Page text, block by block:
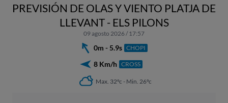
PREVISIÓN DE OLAS Y VIENTO PLATJA DE
LLEVANT - ELS PILONS
09 agosto 2026 / 17:57
0m - 5.9s CHOPI
8 Km/h CROSS
Max. 32ºc - Min. 26ºc